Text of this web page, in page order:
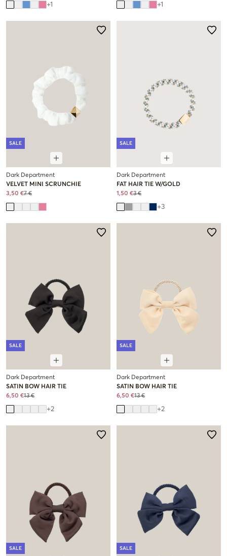
+1 +1
SALE
Dark Department
VELVET MINI SCRUNCHIE
3,50 €7 €
SALE
Dark Department
FAT HAIR TIE W/GOLD
1,50 €3 €
+3
SALE
Dark Department
SATIN BOW HAIR TIE
6,50 €13 €
+2
SALE
Dark Department
SATIN BOW HAIR TIE
6,50 €13 €
+2
SALE SALE